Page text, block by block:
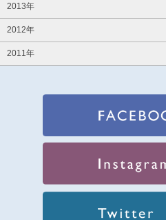
2013年
2012年
2011年